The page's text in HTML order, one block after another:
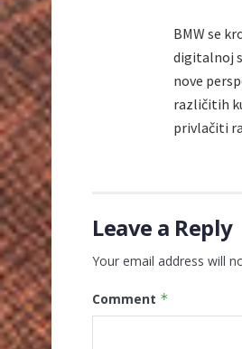
BMW se
digitalnoj
nove
različitih
privlačiti
Leave a Reply
Your email address will
Comment *